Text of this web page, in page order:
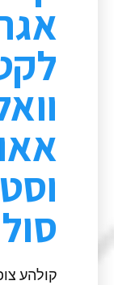
קולהע